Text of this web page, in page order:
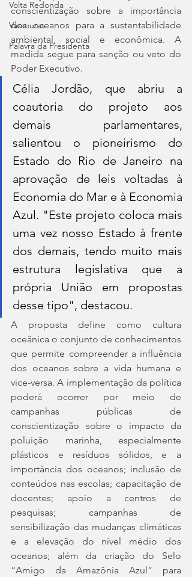
Volta Redonda
Vassouras
Palavra da Presidenta
conscientização sobre a importância
dos oceanos para a sustentabilidade
ambiental, social e econômica. A
medida segue para sanção ou veto do
Poder Executivo.
Célia Jordão, que abriu a
coautoria do projeto aos
demais parlamentares,
salientou o pioneirismo do
Estado do Rio de Janeiro na
aprovação de leis voltadas à
Economia do Mar e à Economia
Azul. "Este projeto coloca mais
uma vez nosso Estado à frente
dos demais, tendo muito mais
estrutura legislativa que a
própria União em propostas
desse tipo", destacou.
A proposta define como cultura
oceânica o conjunto de conhecimentos
que permite compreender a influência
dos oceanos sobre a vida humana e
vice-versa. A implementação da política
poderá ocorrer por meio de
campanhas públicas de
conscientização sobre o impacto da
poluição marinha, especialmente
plásticos e resíduos sólidos, e a
importância dos oceanos; inclusão de
conteúdos nas escolas; capacitação de
docentes; apoio a centros de
pesquisas; campanhas de
sensibilização das mudanças climáticas
e a elevação do nível médio dos
oceanos; além da criação do Selo
“Amigo da Amazônia Azul” para